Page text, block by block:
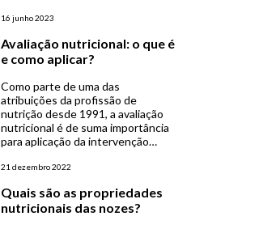
deficiências nutricionais. Sabendo
alimentação para quem tem
autismo? Diversas estratégias de
já foram propostas pela ciência.
Neste artigo, iremos conhecer as
principais delas, bem […]
16 junho 2023
Avaliação nutricional: o que é
e como aplicar?
Como parte de uma das
atribuições da profissão de
nutrição desde 1991, a avaliação
nutricional é de suma importância
para aplicação da intervenção
nutricional adequado é atingindo
alimentar e a demanda. Mas o que
é Avaliação Nutricional? Segundo
21 dezembro 2022
Quais são as propriedades
nutricionais das nozes?